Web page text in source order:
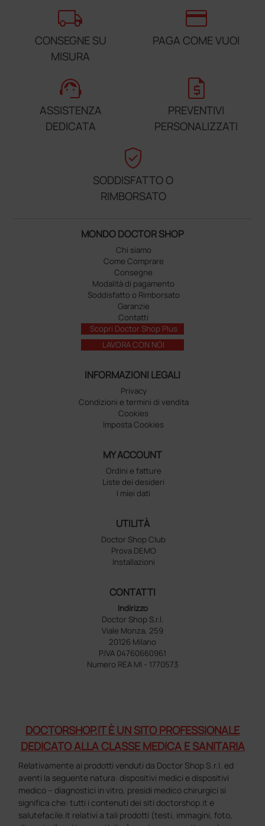
local_shipping
CONSEGNE SU
MISURA
credit_card
PAGA COME VUOI
support_agent
ASSISTENZA
DEDICATA
request_quote
PREVENTIVI
PERSONALIZZATI
verified_user
SODDISFATTO O
RIMBORSATO
MONDO DOCTOR SHOP
Chi siamo
Come Comprare
Consegne
Modalità di pagamento
Soddisfatto o Rimborsato
Garanzie
Contatti
Scopri Doctor Shop Plus
LAVORA CON NOI
INFORMAZIONI LEGALI
Privacy
Condizioni e termini di vendita
Cookies
Imposta Cookies
MY ACCOUNT
Ordini e fatture
Liste dei desideri
I miei dati
UTILITÀ
Doctor Shop Club
Prova DEMO
Installazioni
CONTATTI
Indirizzo
Doctor Shop S.r.l.
Viale Monza, 259
20126 Milano
P.IVA 04760660961
Numero REA MI - 1770573
DOCTORSHOP.IT È UN SITO PROFESSIONALE
DEDICATO ALLA CLASSE MEDICA E SANITARIA
Relativamente ai prodotti venduti da Doctor Shop S.r.l. ed
aventi la seguente natura: dispositivi medici e dispositivi
medico – diagnostici in vitro, presidi medico chirurgici si
significa che: tutti i contenuti dei siti doctorshop.it e
salutefacile.it relativi a tali prodotti (testi, immagini, foto,